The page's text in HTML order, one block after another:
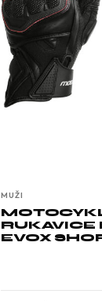
MUŽI
RUKAVICE
EVOX